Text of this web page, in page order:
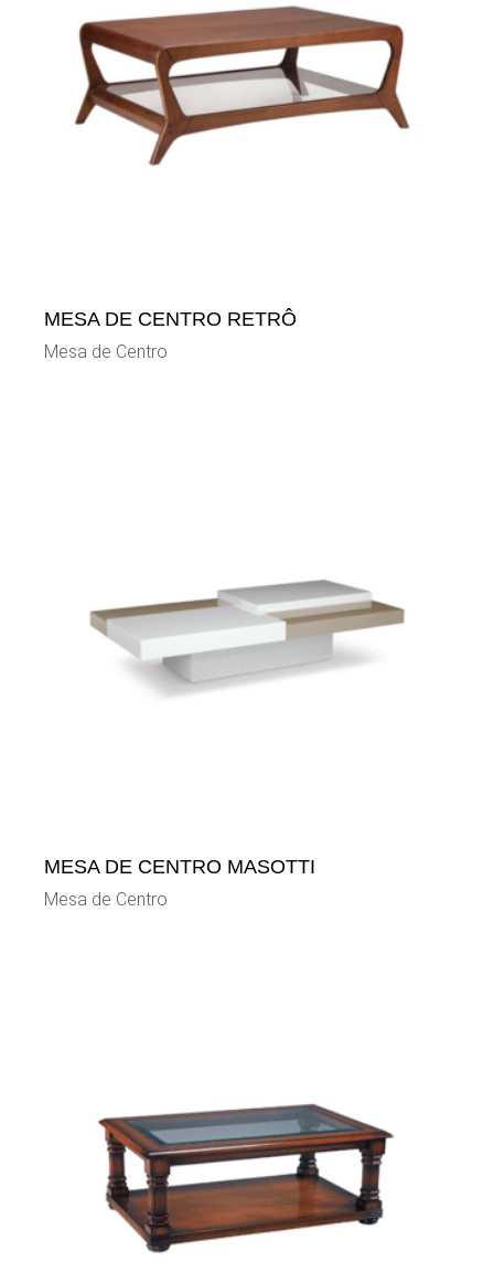
MESA DE CENTRO RETRÔ
Mesa de Centro
MESA DE CENTRO MASOTTI
Mesa de Centro